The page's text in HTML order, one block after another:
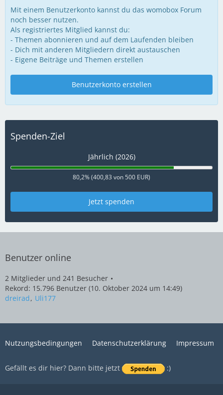
Mit einem Benutzerkonto kannst du das womobox Forum
noch besser nutzen.
Als registriertes Mitglied kannst du:
- Themen abonnieren und auf dem Laufenden bleiben
- Dich mit anderen Mitgliedern direkt austauschen
- Eigene Beiträge und Themen erstellen
Benutzerkonto erstellen
Spenden-Ziel
Jährlich (2026)
80,2% (400,83 von 500 EUR)
Jetzt spenden
Benutzer online
2 Mitglieder und 241 Besucher
Rekord: 15.796 Benutzer (10. Oktober 2024 um 14:49)
dreirad
Uli177
Nutzungsbedingungen Datenschutzerklärung Impressum
Gefällt es dir hier? Dann bitte jetzt :)